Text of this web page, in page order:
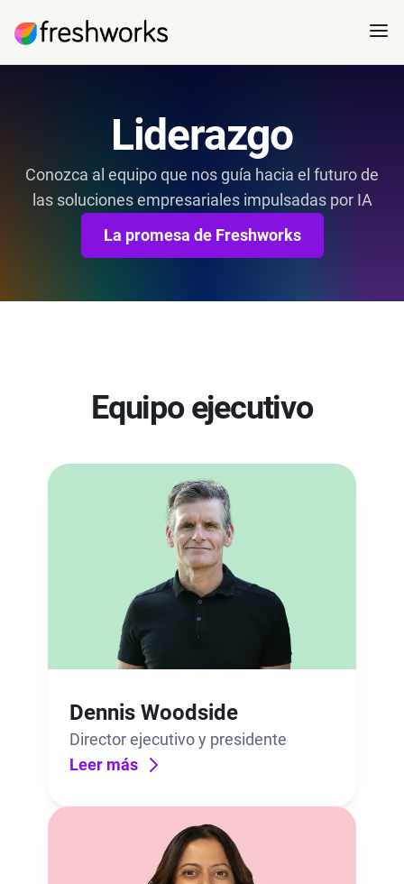
Liderazgo
Conozca al equipo que nos guía hacia el futuro de
las soluciones empresariales impulsadas por IA
La promesa de Freshworks
Equipo ejecutivo
Dennis Woodside
Director ejecutivo y presidente
Leer más